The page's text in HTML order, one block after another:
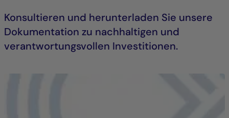
Konsultieren und herunterladen Sie unsere
Dokumentation zu nachhaltigen und
verantwortungsvollen Investitionen.